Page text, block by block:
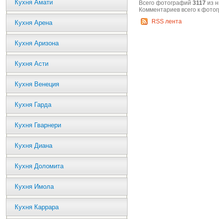
Кухня Амати
Кухня Арена
Кухня Аризона
Кухня Асти
Кухня Венеция
Кухня Гарда
Кухня Гварнери
Кухня Диана
Кухня Доломита
Кухня Имола
Кухня Каррара
Всего фотографий 3117 из
Комментариев всего к
RSS лента